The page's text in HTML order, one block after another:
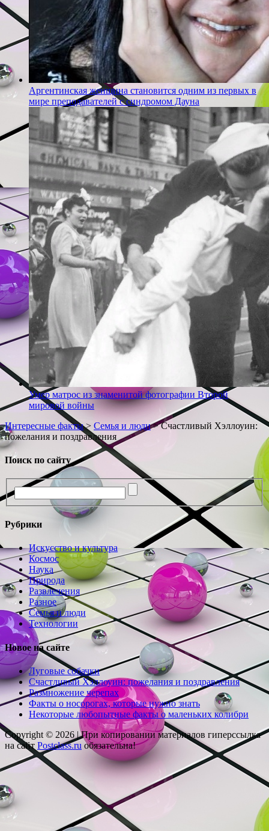
Аргентинская женщина становится одним из первых в
мире преподавателей с синдромом Дауна
Умер матрос из знаменитой фотографии Второй
мировой войны
Интересные факты> Семья и люди>Счастливый Хэллоуин:
пожелания и поздравления
Поиск по сайту
Рубрики
Искусство и культура
Космос
Наука
Природа
Развлечения
Разное
Семья и люди
Технологии
Новое на сайте
Луговые собачки
Счастливый Хэллоуин: пожелания и поздравления
Размножение черепах
Факты о носорогах, которые нужно знать
Некоторые любопытные факты о маленьких колибри
Copyright © 2026 |При копировании материалов гиперссылка
на сайт Postclass.ru обязательна!